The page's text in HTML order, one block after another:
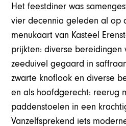
Het feestdiner was
vier decennia geleden al op
menukaart van Kasteel
prijkten: diverse bereidingen
zeeduivel gegaard in
zwarte knoflook en diverse
en als hoofdgerecht: reerug
paddenstoelen in een
Vanzelfsprekend iets